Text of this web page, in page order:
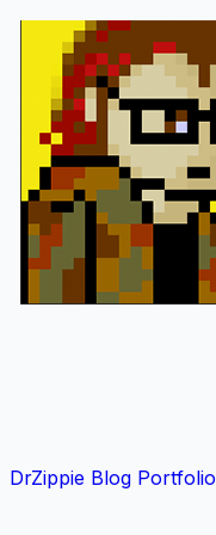
DrZippie Blog Portfolio